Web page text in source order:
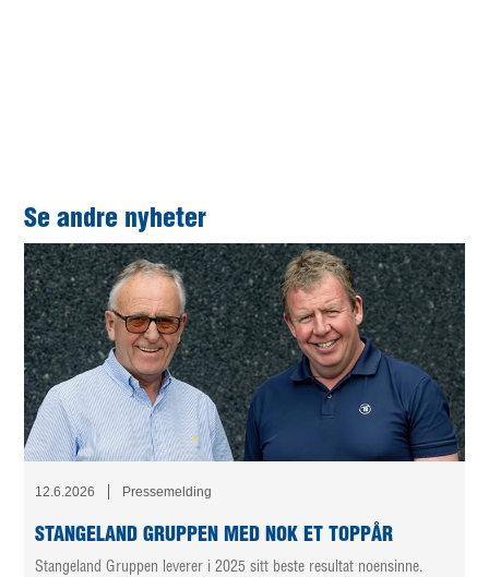
Se andre nyheter
12.6.2026 Pressemelding
STANGELAND GRUPPEN MED NOK ET TOPPÅR
Stangeland Gruppen leverer i 2025 sitt beste resultat noensinne.